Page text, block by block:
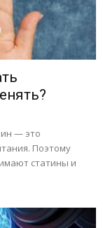
— это
Поэтому
статины и